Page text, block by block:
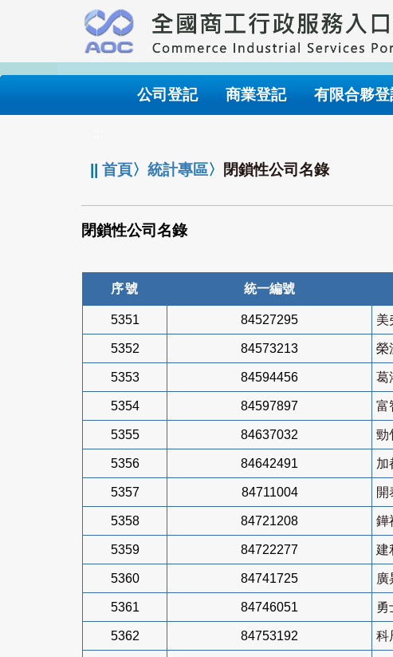
要
內
公司登記 商業登記 有限合夥登
||首頁〉統計專區〉 閉鎖性公司名錄
閉鎖性公司名錄
序號 統一編號
5351 84527295 美
5352 84573213 榮
5353 84594456 葛
5354 84597897 富
5355 84637032 勁
5356 84642491 加
5357 84711004 開
5358 84721208 鏵
5359 84722277 建
5360 84741725 廣
5361 84746051 勇
5362 84753192 科